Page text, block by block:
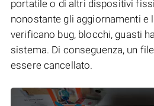
portatile o di altri dispositivi
nonostante gli aggiornamenti e
verificano bug, blocchi, guasti
sistema. Di conseguenza, un file
essere cancellato.